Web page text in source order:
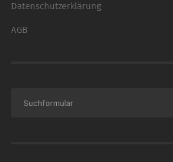
Datenschutzerklärung
AGB